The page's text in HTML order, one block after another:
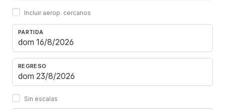
Incluir aerop. cercanos
PARTIDA
REGRESO
Sin escalas